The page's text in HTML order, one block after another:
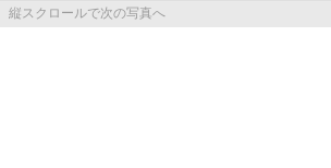
縦スクロールで次の写真へ